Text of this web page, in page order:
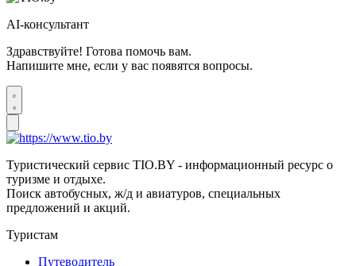
AI-консультант
Здравствуйте! Готова помочь вам.
Напишите мне, если у вас появятся вопросы.
Туристический сервис TIO.BY - информационный ресурс о
туризме и отдыхе.
Поиск автобусных, ж/д и авиатуров, специальных
предложений и акций.
Туристам
Путеводитель